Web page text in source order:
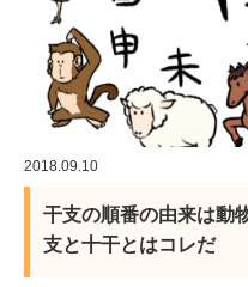
2018.09.10
干支の順番の由来は動
支と十干とはコレだ